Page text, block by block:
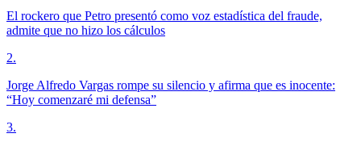
El rockero que Petro presentó como voz estadística del fraude,
admite que no hizo los cálculos
2.
Jorge Alfredo Vargas rompe su silencio y afirma que es inocente:
“Hoy comenzaré mi defensa”
3.